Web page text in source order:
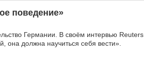
поведение»
Германии. В своём интервью Reuters
она должна научиться себя вести».